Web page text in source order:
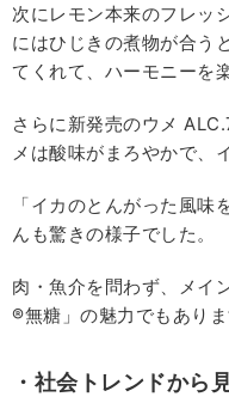
次にレモン本来のフレッ
にはひじきの煮物が合う
てくれて、ハーモニーを
さらに新発売のウメ
メは酸味がまろやかで、
「イカのとんがった風味
んも驚きの様子でした。
肉・魚介を問わず、メイ
®無糖」の魅力でもありま
・社会トレンドから